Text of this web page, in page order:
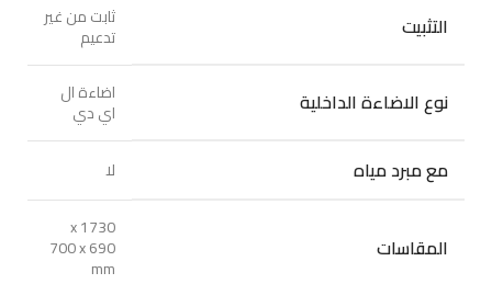
التثبيت ثابت من غير
تدعيم
نوع الاضاءة الداخلية اضاءة ال
اي دي
مع مبرد مياه لا
المقاسات
1730 x
700 x 690
mm